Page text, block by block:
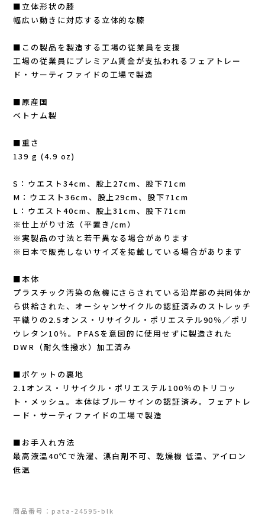
New-HALE(ニューハレ)
NNORMAL(ノーマル)
ODLO (オドロ )
OLENO(オレノ)
On Running(オンランニング)
OOFOS (ウーフォス)
PaaGo WORKS(パーゴワークス)
patagonia(パタゴニア)
R×L(アールエル)
Rab(ラブ)
ranor(ラナー)
ROARK(ロアーク)
■立体形状の膝
幅広い動きに対応する立体的な膝
■この製品を製造する工場の従業員を支援
工場の従業員にプレミアム賃金が支払われるフェアトレー
ド・サーティファイドの工場で製造
■原産国
ベトナム製
■重さ
139 g (4.9 oz)
S：ウエスト34cm、股上27cm、股下71cm
M：ウエスト36cm、股上29cm、股下71cm
L：ウエスト40cm、股上31cm、股下71cm
※仕上がり寸法（平置き/cm）
※実製品の寸法と若干異なる場合があります
※日本で販売しないサイズを掲載している場合があります
■本体
プラスチック汚染の危機にさらされている沿岸部の共同体か
ら供給された、オーシャンサイクルの認証済みのストレッチ
平織りの2.5オンス・リサイクル・ポリエステル90％／ポリ
ウレタン10％。PFASを意図的に使用せずに製造された
DWR（耐久性撥水）加工済み
■ポケットの裏地
2.1オンス・リサイクル・ポリエステル100％のトリコッ
ト・メッシュ。本体はブルーサインの認証済み。フェアトレ
ード・サーティファイドの工場で製造
■お手入れ方法
最高液温40℃で洗濯、漂白剤不可、乾燥機 低温、アイロン
低温
商品番号：pata-24595-blk